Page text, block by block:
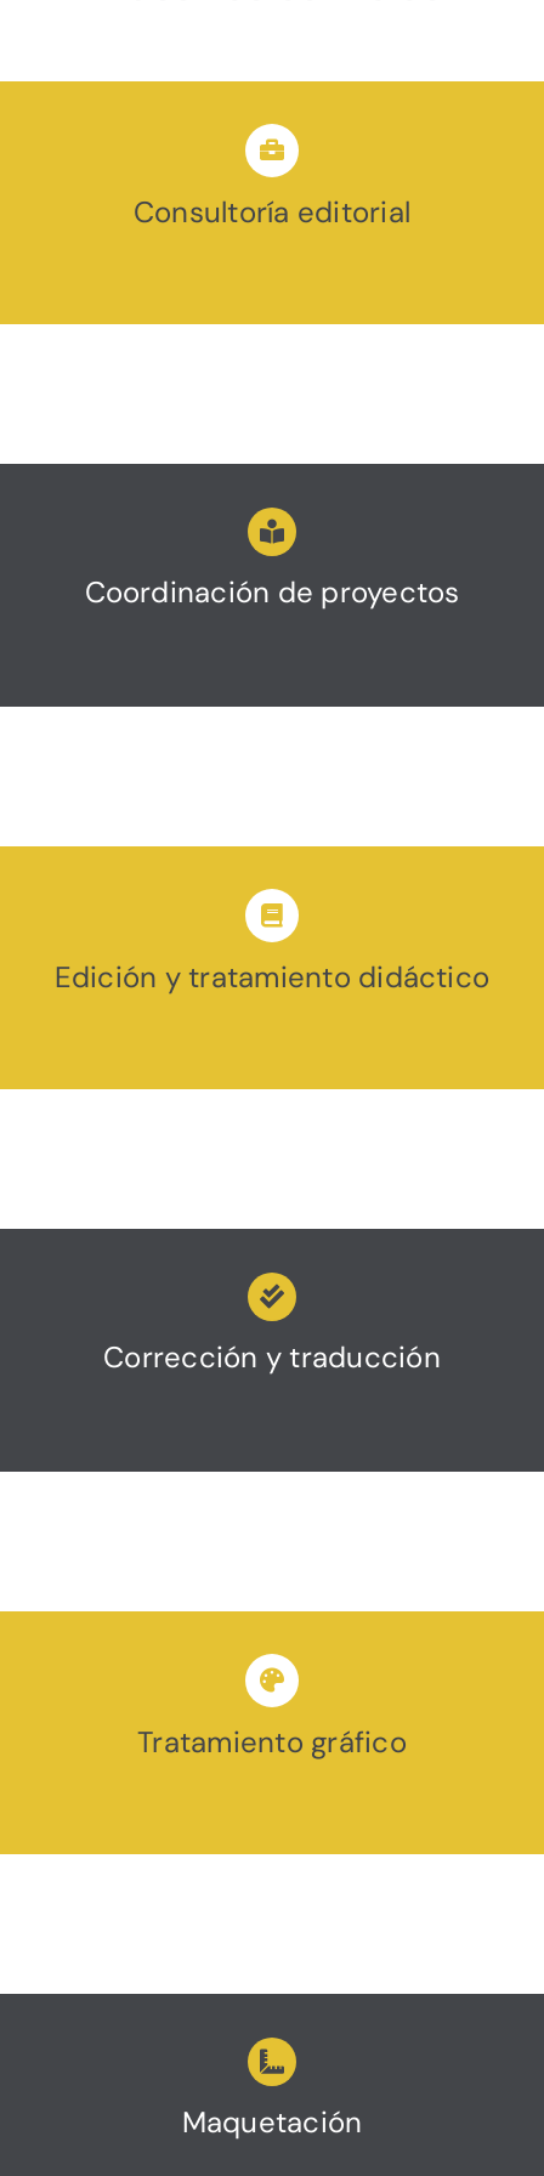
Consultoría editorial
Coordinación de proyectos
Edición y tratamiento didáctico
Corrección y traducción
Tratamiento gráfico
Maquetación